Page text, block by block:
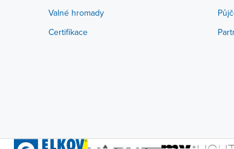
Valné hromady
Certifikace